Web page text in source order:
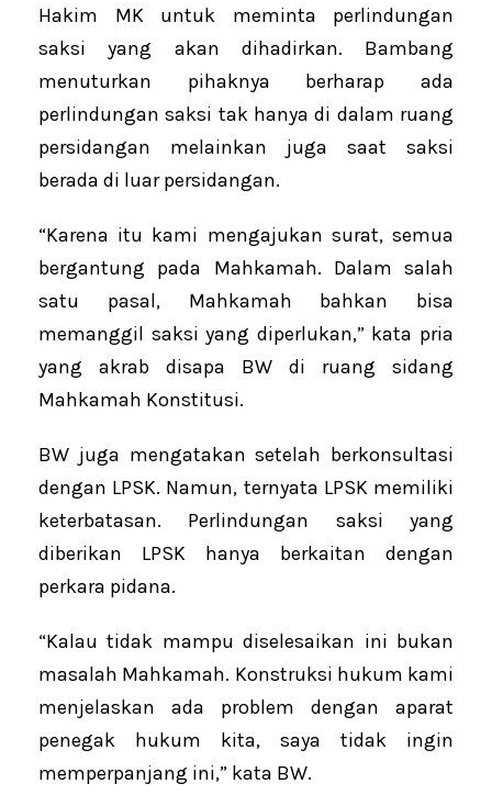
Hakim MK untuk meminta perlindungan
saksi yang akan dihadirkan. Bambang
menuturkan pihaknya berharap ada
perlindungan saksi tak hanya di dalam ruang
persidangan melainkan juga saat saksi
berada di luar persidangan.
“Karena itu kami mengajukan surat, semua
bergantung pada Mahkamah. Dalam salah
satu pasal, Mahkamah bahkan bisa
memanggil saksi yang diperlukan,” kata pria
yang akrab disapa BW di ruang sidang
Mahkamah Konstitusi.
BW juga mengatakan setelah berkonsultasi
dengan LPSK. Namun, ternyata LPSK memiliki
keterbatasan. Perlindungan saksi yang
diberikan LPSK hanya berkaitan dengan
perkara pidana.
“Kalau tidak mampu diselesaikan ini bukan
masalah Mahkamah. Konstruksi hukum kami
menjelaskan ada problem dengan aparat
penegak hukum kita, saya tidak ingin
memperpanjang ini,” kata BW.